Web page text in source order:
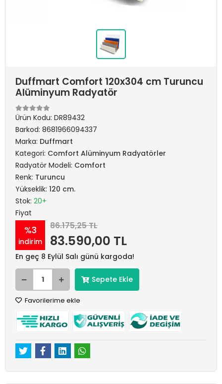
Duffmart Comfort 120x304 cm Turuncu
Alüminyum Radyatör
Ürün Kodu: DR89432
Barkod: 8681966094337
Marka: Duffmart
Kategori: Comfort Alüminyum Radyatörler
Radyatör Modeli: Comfort
Renk: Turuncu
Yükseklik: 120 cm.
Stok: 20+
Fiyat
%3
indirim
86.175,25 TL
83.590,00 TL
En geç 8 Eylül Salı günü kargoda!
Sepete Ekle
Favorilerime ekle